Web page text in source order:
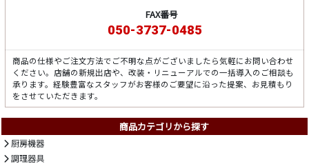
FAX番号
050-3737-0485
商品の仕様やご注文方法でご不明な点がございましたら気軽にお問い合わせ
ください。店舗の新規出店や、改装・リニューアルでの一括導入のご相談も
承ります。経験豊富なスタッフがお客様のご要望に沿った提案、お見積もり
をさせていただきます。
商品カテゴリから探す
厨房機器
調理器具